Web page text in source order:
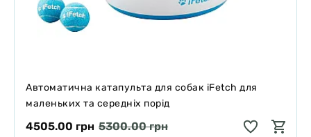
Автоматична катапульта для собак iFetch для
маленьких та середніх порід
4505.00 грн 5300.00 грн